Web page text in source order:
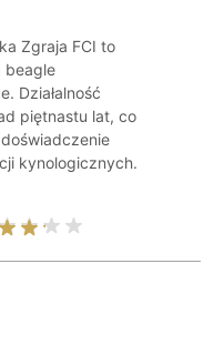
Zgraja FCI to
beagle
Działalność
piętnastu lat, co
kynologicznych.